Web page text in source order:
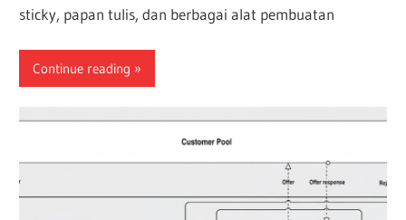
sticky, papan tulis, dan berbagai alat pembuatan
Continue reading